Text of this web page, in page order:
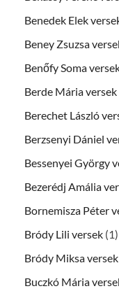
Benedek Elek
Beney Zsuzsa
Benőfy Soma
Berde Mária versek
Berechet László
Berzsenyi Dániel
Bessenyei György
Bezerédj Amália
Bornemisza Péter
Bródy Lili versek (1)
Bródy Miksa versek
Buczkó Mária